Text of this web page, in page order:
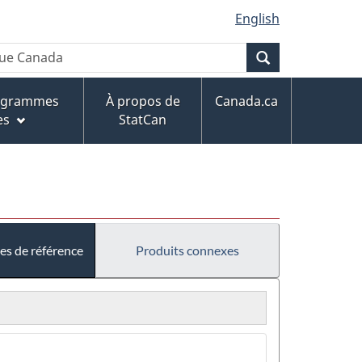
English
À propos de
StatCan
Canada.ca
de référence Produits connexes